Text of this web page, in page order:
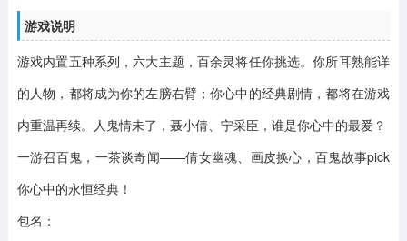
游戏说明
游戏内置五种系列，六大主题，百余灵将任你挑选。你所耳熟能详
的人物，都将成为你的左膀右臂；你心中的经典剧情，都将在游戏
内重温再续。人鬼情未了，聂小倩、宁采臣，谁是你心中的最爱？
一游召百鬼，一茶谈奇闻——倩女幽魂、画皮换心，百鬼故事pick
你心中的永恒经典！
包名：